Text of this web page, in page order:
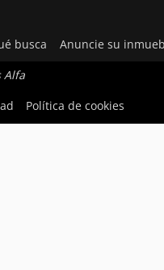
busca Anuncie su
Alfa
Política de cookies